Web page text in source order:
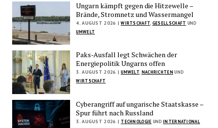
Ungarn kämpft gegen die Hitzewelle –
Brände, Stromnetz und Wassermangel
4. AUGUST 2026 | WIRTSCHAFT GESELLSCHAFT UND
UMWELT
Paks-Ausfall legt Schwächen der
Energiepolitik Ungarns offen
3. AUGUST 2026 | UMWELT, NACHRICHTEN UND
WIRTSCHAFT
Cyberangriff auf ungarische Staatskasse –
Spur führt nach Russland
3. AUGUST 2026 | TECHNOLOGIE UNDINTERNATIONAL